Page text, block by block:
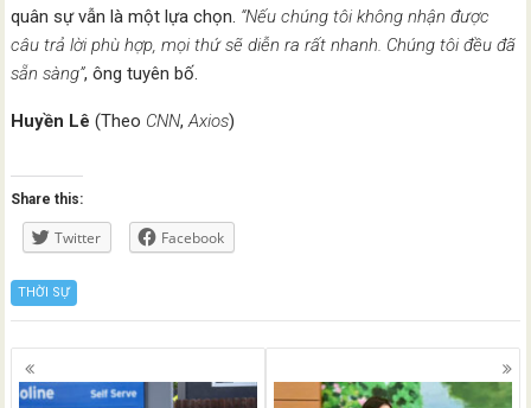
quân sự vẫn là một lựa chọn. “Nếu chúng tôi không nhận được
câu trả lời phù hợp, mọi thứ sẽ diễn ra rất nhanh. Chúng tôi đều đã
sẵn sàng”, ông tuyên bố.
Huyền Lê (Theo CNN,Axios)
Share this:
Twitter Facebook
THỜI SỰ
Posts
navigation